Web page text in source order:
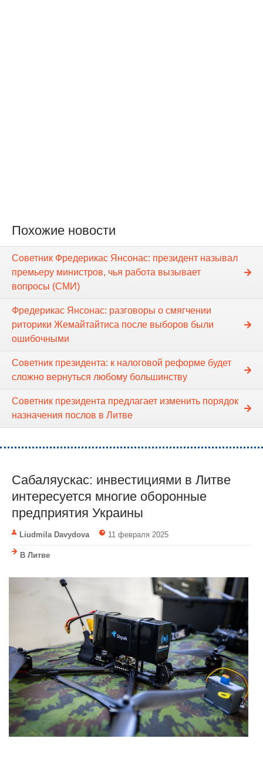
Похожие новости
Советник Фредерикас Янсонас: президент называл
премьеру министров, чья работа вызывает
вопросы (СМИ)
Фредерикас Янсонас: разговоры о смягчении
риторики Жемайтайтиса после выборов были
ошибочными
Cоветник президента: к налоговой реформе будет
сложно вернуться любому большинству
Советник президента предлагает изменить порядок
назначения послов в Литве
Сабаляускас: инвестициями в Литве
интересуется многие оборонные
предприятия Украины
Liudmila Davydova 11 февраля 2025
В Литве